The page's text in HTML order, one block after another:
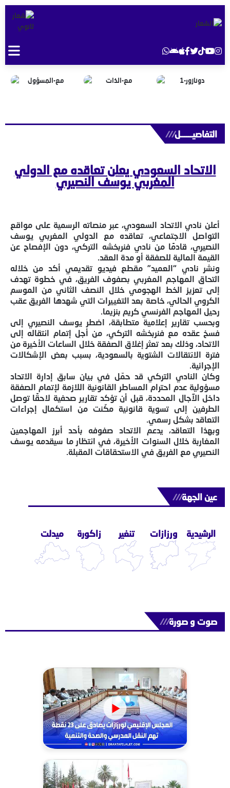
التفاصيــــــل///
الاتحاد السعودي يعلن تعاقده مع الدولي
المغربي يوسف النصيري
أعلن نادي الاتحاد السعودي، عبر منصاته الرسمية على مواقع
التواصل الاجتماعي، تعاقده مع الدولي المغربي يوسف
النصيري، قادمًا من نادي فنربخشه التركي، دون الإفصاح عن
القيمة المالية للصفقة أو مدة العقد.
ونشر نادي “العميد” مقطع فيديو تقديمي أكد من خلاله
التحاق المهاجم المغربي بصفوف الفريق، في خطوة تهدف
إلى تعزيز الخط الهجومي خلال النصف الثاني من الموسم
الكروي الحالي، خاصة بعد التغييرات التي شهدها الفريق عقب
رحيل المهاجم الفرنسي كريم بنزيما.
وبحسب تقارير إعلامية متطابقة، اضطر يوسف النصيري إلى
فسخ عقده مع فنربخشه التركي، من أجل إتمام انتقاله إلى
الاتحاد، وذلك بعد تعثر إغلاق الصفقة خلال الساعات الأخيرة من
فترة الانتقالات الشتوية بالسعودية، بسبب بعض الإشكالات
الإجرائية.
وكان النادي التركي قد حمّل في بيان سابق إدارة الاتحاد
مسؤولية عدم احترام المساطر القانونية اللازمة لإتمام الصفقة
داخل الآجال المحددة، قبل أن تؤكد تقارير صحفية لاحقًا توصل
الطرفين إلى تسوية قانونية مكّنت من استكمال إجراءات
التعاقد بشكل رسمي.
وبهذا التعاقد، يدعم الاتحاد صفوفه بأحد أبرز المهاجمين
المغاربة خلال السنوات الأخيرة، في انتظار ما سيقدمه يوسف
النصيري مع الفريق في الاستحقاقات المقبلة.
عين الجهة///
الرشيدية ورزازات تنغير زاكورة ميدلت
صوت و صورة///